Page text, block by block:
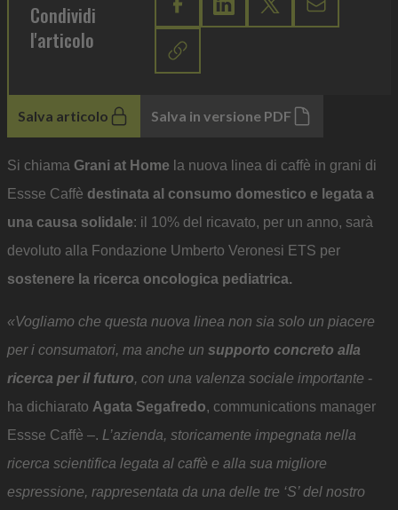
Condividi
l'articolo
Salva articolo Salva in versione PDF
Si chiama Grani at Home la nuova linea di caffè in grani di
Essse Caffè destinata al consumo domestico e legata a
una causa solidale: il 10% del ricavato, per un anno, sarà
devoluto alla Fondazione Umberto Veronesi ETS per
sostenere la ricerca oncologica pediatrica.
«Vogliamo che questa nuova linea non sia solo un piacere
per i consumatori, ma anche un supporto concreto alla
ricerca per il futuro, con una valenza sociale importante -
ha dichiarato Agata Segafredo, communications manager
Essse Caffè –. L’azienda, storicamente impegnata nella
ricerca scientifica legata al caffè e alla sua migliore
espressione, rappresentata da una delle tre ‘S’ del nostro